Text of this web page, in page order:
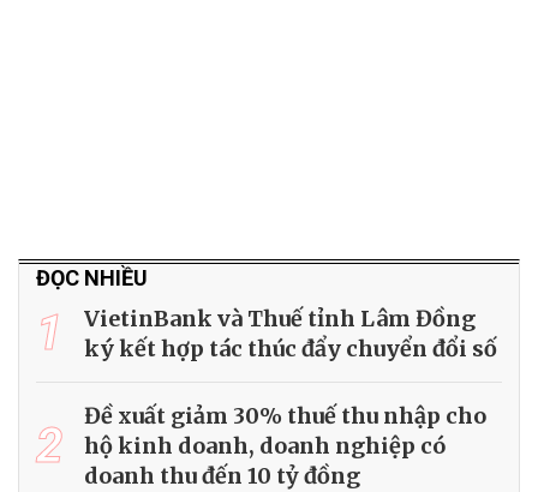
ĐỌC NHIỀU
1
VietinBank và Thuế tỉnh Lâm Đồng
ký kết hợp tác thúc đẩy chuyển đổi số
2
Đề xuất giảm 30% thuế thu nhập cho
hộ kinh doanh, doanh nghiệp có
doanh thu đến 10 tỷ đồng